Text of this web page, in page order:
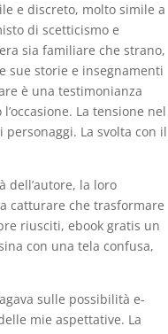
e discreto, molto simile a
di scetticismo e
sia familiare che strano,
sue storie e insegnamenti
è una testimonianza
La tensione nel
La svolta con il
dell’autore, la loro
catturare che trasformare
riusciti, ebook gratis un
con una tela confusa,
sulle possibilità e-
mie aspettative. La